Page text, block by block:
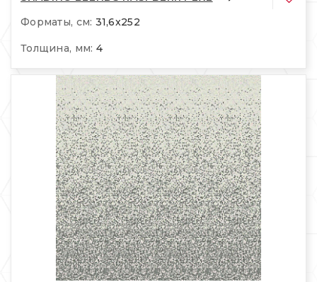
Форматы, см: 31,6x252
Толщина, мм: 4